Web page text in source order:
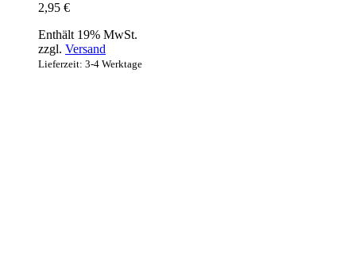
2,95 €
Enthält 19% MwSt.
zzgl. Versand
Lieferzeit: 3-4 Werktage